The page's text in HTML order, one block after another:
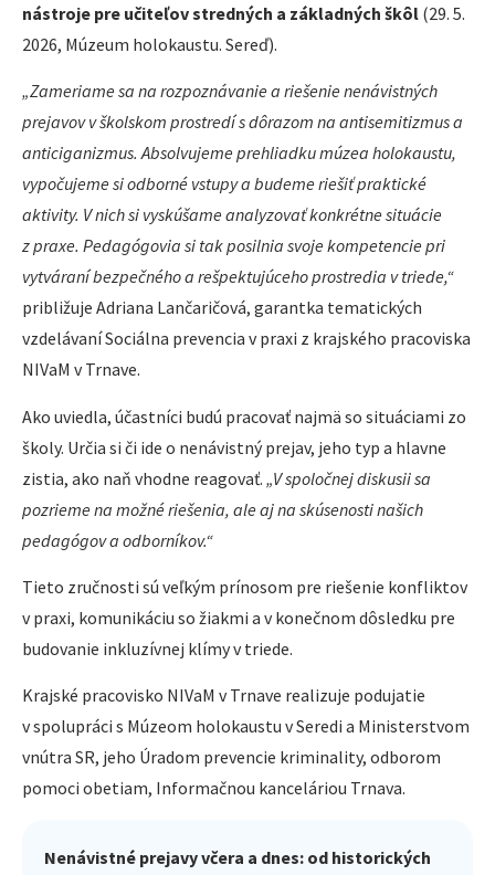
nástroje pre učiteľov stredných a základných škôl (29. 5.
2026, Múzeum holokaustu. Sereď).
„Zameriame sa na rozpoznávanie a riešenie nenávistných
prejavov v školskom prostredí s dôrazom na antisemitizmus a
anticiganizmus. Absolvujeme prehliadku múzea holokaustu,
vypočujeme si odborné vstupy a budeme riešiť praktické
aktivity. V nich si vyskúšame analyzovať konkrétne situácie
z praxe. Pedagógovia si tak posilnia svoje kompetencie pri
vytváraní bezpečného a rešpektujúceho prostredia v triede,“
približuje Adriana Lančaričová, garantka tematických
vzdelávaní Sociálna prevencia v praxi z krajského pracoviska
NIVaM v Trnave.
Ako uviedla, účastníci budú pracovať najmä so situáciami zo
školy. Určia si či ide o nenávistný prejav, jeho typ a hlavne
zistia, ako naň vhodne reagovať. „V spoločnej diskusii sa
pozrieme na možné riešenia, ale aj na skúsenosti našich
pedagógov a odborníkov.“
Tieto zručnosti sú veľkým prínosom pre riešenie konfliktov
v praxi, komunikáciu so žiakmi a v konečnom dôsledku pre
budovanie inkluzívnej klímy v triede.
Krajské pracovisko NIVaM v Trnave realizuje podujatie
v spolupráci s Múzeom holokaustu v Seredi a Ministerstvom
vnútra SR, jeho Úradom prevencie kriminality, odborom
pomoci obetiam, Informačnou kanceláriou Trnava.
Nenávistné prejavy včera a dnes: od historických